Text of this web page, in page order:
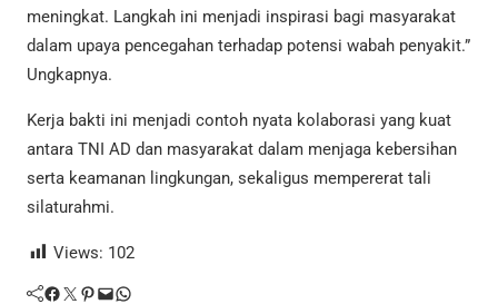
meningkat. Langkah ini menjadi inspirasi bagi masyarakat
dalam upaya pencegahan terhadap potensi wabah penyakit.”
Ungkapnya.
Kerja bakti ini menjadi contoh nyata kolaborasi yang kuat
antara TNI AD dan masyarakat dalam menjaga kebersihan
serta keamanan lingkungan, sekaligus mempererat tali
silaturahmi.
Views: 102
Facebook Twitter Pinterest Mail WhatsApp